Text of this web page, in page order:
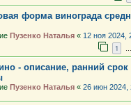
форма винограда
Пузенко Наталья « 12 ноя 2024,
1 …
- описание, ранний срок
Пузенко Наталья « 26 июн 2024,